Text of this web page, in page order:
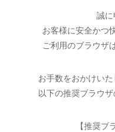
誠に
お客様に安全かつ
ご利用のブラウザ
お手数をおかけい
以下の推奨ブラウ
【推奨ブ